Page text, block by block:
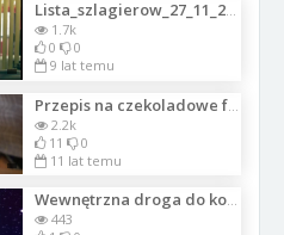
Lista_szlagierow_27_11_2017_1
1.7k
0
0
9 lat temu
2.2k
11
0
11 lat temu
Wewnętrzna droga do kosmicznej świadomości. Część 18
443